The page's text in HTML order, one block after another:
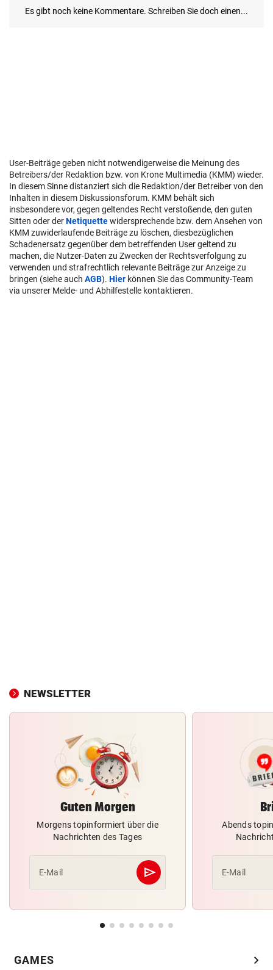
User-Beiträge geben nicht notwendigerweise die Meinung des
Betreibers/der Redaktion bzw. von Krone Multimedia (KMM) wieder.
In diesem Sinne distanziert sich die Redaktion/der Betreiber von den
Inhalten in diesem Diskussionsforum. KMM behält sich
insbesondere vor, gegen geltendes Recht verstoßende, den guten
Sitten oder derNetiquettewidersprechende bzw. dem Ansehen von
KMM zuwiderlaufende Beiträge zu löschen, diesbezüglichen
Schadenersatz gegenüber dem betreffenden User geltend zu
machen, die Nutzer-Daten zu Zwecken der Rechtsverfolgung zu
verwenden und strafrechtlich relevante Beiträge zur Anzeige zu
bringen (siehe auch AGB). Hier können Sie das Community-Team
via unserer Melde- und Abhilfestelle kontaktieren.
NEWSLETTER
Guten Morgen
Morgens topinformiert über die
Nachrichten des Tages
E-Mail send
Abschicken
Abends
E-Mail
GAMES chevron_right